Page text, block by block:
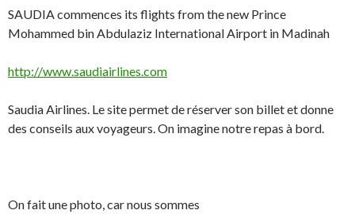
SAUDIA commences its flights from the new Prince
Mohammed bin Abdulaziz International Airport in Madinah
http://www.saudiairlines.com
Saudia Airlines. Le site permet de réserver son billet et donne
des conseils aux voyageurs. On imagine notre repas à bord.
On fait une photo, car nous sommes